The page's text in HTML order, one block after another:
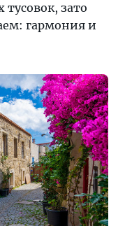
зато
гармония и